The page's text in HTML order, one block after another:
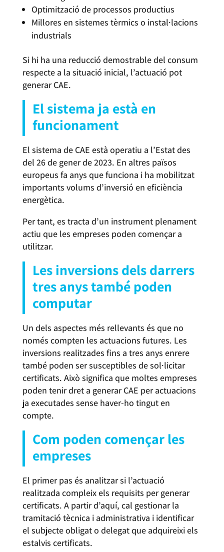
Optimització de processos productius
Millores en sistemes tèrmics o instal·lacions
industrials
Si hi ha una reducció demostrable del consum
respecte a la situació inicial, l’actuació pot
generar CAE.
El sistema ja està en
funcionament
El sistema de CAE està operatiu a l’Estat des
del 26 de gener de 2023. En altres països
europeus fa anys que funciona i ha mobilitzat
importants volums d’inversió en eficiència
energètica.
Per tant, es tracta d’un instrument plenament
actiu que les empreses poden començar a
utilitzar.
Les inversions dels darrers
tres anys també poden
computar
Un dels aspectes més rellevants és que no
només compten les actuacions futures. Les
inversions realitzades fins a tres anys enrere
també poden ser susceptibles de sol·licitar
certificats. Això significa que moltes empreses
poden tenir dret a generar CAE per actuacions
ja executades sense haver-ho tingut en
compte.
Com poden començar les
empreses
El primer pas és analitzar si l’actuació
realitzada compleix els requisits per generar
certificats. A partir d’aquí, cal gestionar la
tramitació tècnica i administrativa i identificar
el subjecte obligat o delegat que adquireixi els
estalvis certificats.